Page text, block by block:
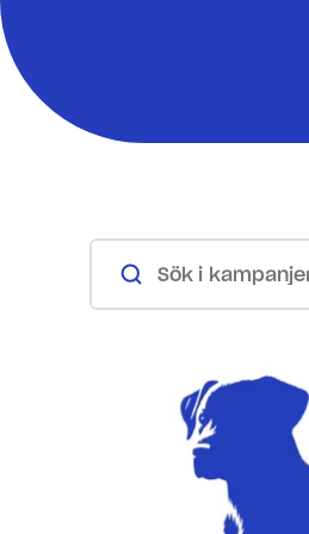
Sök i kampanjer